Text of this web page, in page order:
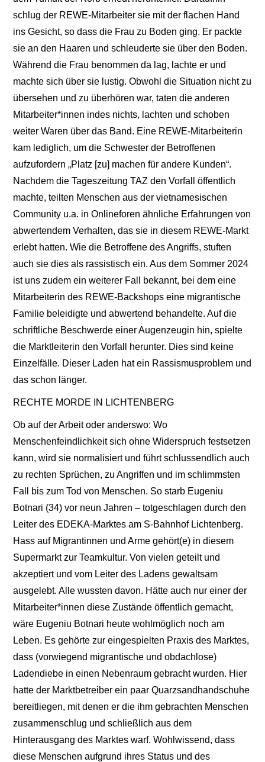
schlug der REWE-Mitarbeiter sie mit der flachen Hand
ins Gesicht, so dass die Frau zu Boden ging. Er packte
sie an den Haaren und schleuderte sie über den Boden.
Während die Frau benommen da lag, lachte er und
machte sich über sie lustig. Obwohl die Situation nicht zu
übersehen und zu überhören war, taten die anderen
Mitarbeiter*innen indes nichts, lachten und schoben
weiter Waren über das Band. Eine REWE-Mitarbeiterin
kam lediglich, um die Schwester der Betroffenen
aufzufordern „Platz [zu] machen für andere Kunden“.
Nachdem die Tageszeitung TAZ den Vorfall öffentlich
machte, teilten Menschen aus der vietnamesischen
Community u.a. in Onlineforen ähnliche Erfahrungen von
abwertendem Verhalten, das sie in diesem REWE-Markt
erlebt hatten. Wie die Betroffene des Angriffs, stuften
auch sie dies als rassistisch ein. Aus dem Sommer 2024
ist uns zudem ein weiterer Fall bekannt, bei dem eine
Mitarbeiterin des REWE-Backshops eine migrantische
Familie beleidigte und abwertend behandelte. Auf die
schriftliche Beschwerde einer Augenzeugin hin, spielte
die Marktleiterin den Vorfall herunter. Dies sind keine
Einzelfälle. Dieser Laden hat ein Rassismusproblem und
das schon länger.
RECHTE MORDE IN LICHTENBERG
Ob auf der Arbeit oder anderswo: Wo
Menschenfeindlichkeit sich ohne Widerspruch festsetzen
kann, wird sie normalisiert und führt schlussendlich auch
zu rechten Sprüchen, zu Angriffen und im schlimmsten
Fall bis zum Tod von Menschen. So starb Eugeniu
Botnari (34) vor neun Jahren – totgeschlagen durch den
Leiter des EDEKA-Marktes am S-Bahnhof Lichtenberg.
Hass auf Migrantinnen und Arme gehört(e) in diesem
Supermarkt zur Teamkultur. Von vielen geteilt und
akzeptiert und vom Leiter des Ladens gewaltsam
ausgelebt. Alle wussten davon. Hätte auch nur einer der
Mitarbeiter*innen diese Zustände öffentlich gemacht,
wäre Eugeniu Botnari heute wohlmöglich noch am
Leben. Es gehörte zur eingespielten Praxis des Marktes,
dass (vorwiegend migrantische und obdachlose)
Ladendiebe in einen Nebenraum gebracht wurden. Hier
hatte der Marktbetreiber ein paar Quarzsandhandschuhe
bereitliegen, mit denen er die ihm gebrachten Menschen
zusammenschlug und schließlich aus dem
Hinterausgang des Marktes warf. Wohlwissend, dass
diese Menschen aufgrund ihres Status und des